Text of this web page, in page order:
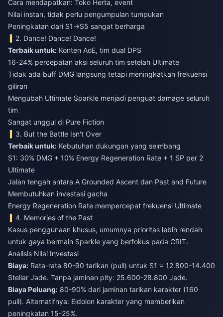
Cara mendapatkan: Toko Herta, event
Nilai instan, tidak perlu pengumpulan tumpukan
Peningkatan dari S1→S5 sangat berharga
2. Dance! Dance! Dance!
Terbaik untuk: Konten AoE, tim dual DPS
16-24% percepatan aksi seluruh tim setelah Ultimate
Tidak ada buff DMG langsung tetapi meningkatkan frekuensi
giliran
Mengubah Ultimate Sparkle menjadi penguat damage seluruh
tim
Sangat unggul di Pure Fiction
3. But the Battle Isn't Over
Terbaik untuk: Kebutuhan dukungan yang seimbang
S1: 30% DMG + 10% Energy Regeneration Rate + 1 SP per 2
Ultimate
Jalan tengah antara A Grounded Ascent dan Past and Future
Membutuhkan investasi gacha
Energy Regeneration Rate mempercepat frekuensi Ultimate
4. Memories of the Past
Kasus penggunaan khusus, umumnya prioritas lebih rendah
untuk gaya bermain Sparkle yang berfokus pada CRIT.
Analisis Nilai Investasi
Biaya: Rata-rata 80-90 tarikan (pull) untuk S1 = 12.800-14.400
Stellar Jade. Tanpa jaminan pity: 25.600-28.800 Jade.
Biaya Peluang: 80-90% dari jaminan tarikan karakter (160
pull). Alternatifnya: Eidolon karakter yang memberikan
peningkatan 15-25%.